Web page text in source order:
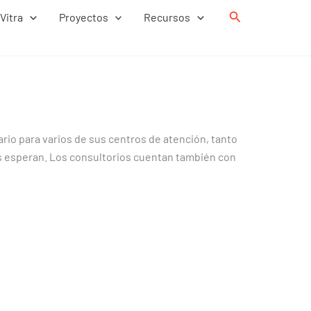
Vitra Proyectos Recursos Buscar
para varios de sus centros de atención, tanto
esperan. Los consultorios cuentan también con